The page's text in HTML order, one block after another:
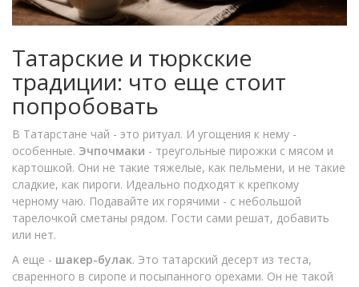
Татарские и тюркские
традиции: что еще стоит
попробовать
В Татарстане чай - это ритуал. И угощения к нему -
особенные. Эчпочмаки - треугольные пирожки с мясом и
картошкой. Они не такие тяжелые, как пельмени, и не такие
сладкие, как пироги. Идеально подходят к крепкому
черному чаю. Подавайте их горячими - с небольшой
тарелочкой сметаны рядом. Гости сами решат, добавить
или нет.
А еще - шакер-булак. Это татарский десерт из теста,
сваренного в сиропе и посыпанного орехами. Он не такой